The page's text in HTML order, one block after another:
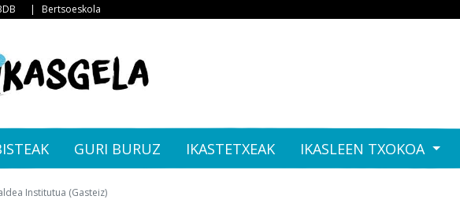
| Bertsoeskola
GURI BURUZ IKASTETXEAK IKASLEEN TXOKOA
Institutua (Gasteiz)